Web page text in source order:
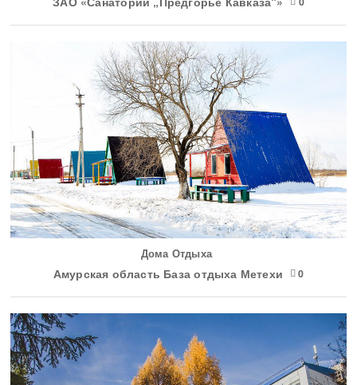
Дома Отдыха
Амурская область База отдыха Метехи 0